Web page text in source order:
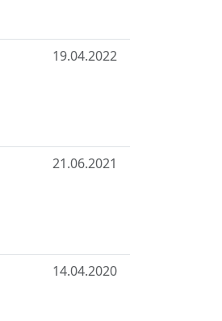
19.04.2022
21.06.2021
14.04.2020